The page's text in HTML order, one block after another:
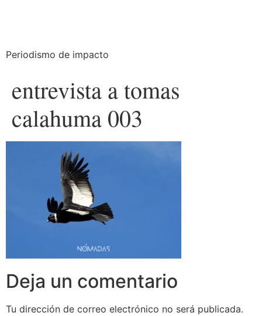
Periodismo de impacto
entrevista a tomas
calahuma 003
Deja un comentario
Tu dirección de correo electrónico no será publicada.